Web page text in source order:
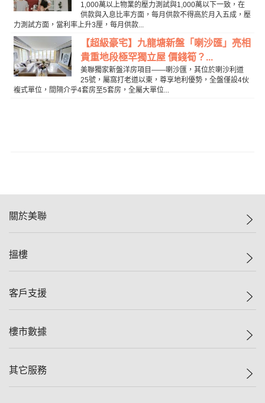
1,000萬以上物業的壓力測試與1,000萬以下一致，在
供款與入息比率方面，每月供款不得高於月入五成，壓
力測試方面，當利率上升3厘，每月供款...
【超級豪宅】九龍塘新盤「喇沙匯」亮相
貴重地段極罕獨立屋 價錢筍？...
美聯獨家新盤洋房項目——喇沙匯，其位於喇沙利道
25號，屬窩打老道以東，尊享地利優勢，全盤僅設4伙
複式單位，間隔介乎4套房至5套房，全屬大單位...
關於美聯
美聯集團
人才招募
搵樓
一手新盤
減價
美聯豪宅
獨家樓盤
客戶支援
自助放盤
查詢熱線
樓市數據
樓價指數
其它服務